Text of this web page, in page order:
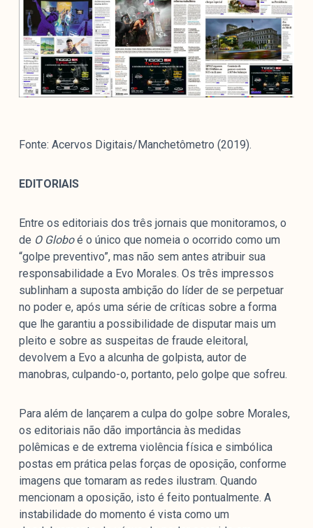
Fonte: Acervos Digitais/Manchetômetro (2019).
EDITORIAIS
Entre os editoriais dos três jornais que monitoramos, o
de O Globoé o único que nomeia o ocorrido como um
“golpe preventivo”, mas não sem antes atribuir sua
responsabilidade a Evo Morales. Os três impressos
sublinham a suposta ambição do líder de se perpetuar
no poder e, após uma série de críticas sobre a forma
que lhe garantiu a possibilidade de disputar mais um
pleito e sobre as suspeitas de fraude eleitoral,
devolvem a Evo a alcunha de golpista, autor de
manobras, culpando-o, portanto, pelo golpe que sofreu.
Para além de lançarem a culpa do golpe sobre Morales,
os editoriais não dão importância às medidas
polêmicas e de extrema violência física e simbólica
postas em prática pelas forças de oposição, conforme
imagens que tomaram as redes ilustram. Quando
mencionam a oposição, isto é feito pontualmente. A
instabilidade do momento é vista como um